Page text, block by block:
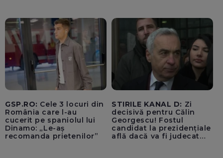
GSP.RO: Cele 3 locuri din
România care l-au
cucerit pe spaniolul lui
Dinamo: „Le-aș
recomanda prietenilor”
STIRILE KANAL D: Zi
decisivă pentru Călin
Georgescu! Fostul
candidat la prezidențiale
află dacă va fi judecat